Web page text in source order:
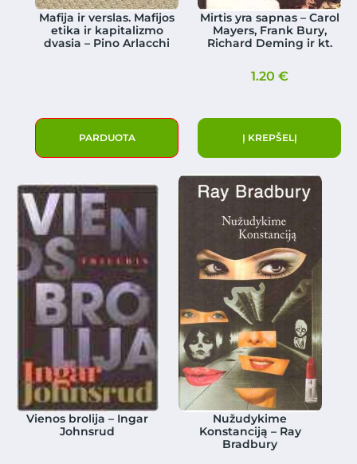
Mafija ir verslas. Mafijos
etika ir kapitalizmo
dvasia – Pino Arlacchi
PARDUOTA
Mirtis yra sapnas – Carol
Mayers, Frank Bury,
Richard Deming ir kt.
1.20 €
Į KREPŠELĮ
Vienos brolija – Ingar
Johnsrud
Nužudykime
Konstanciją – Ray
Bradbury